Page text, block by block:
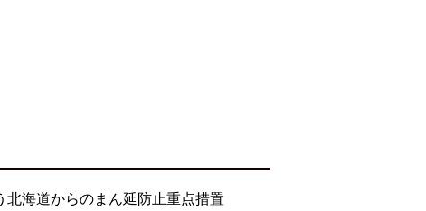
海道からのまん延防止重点措置